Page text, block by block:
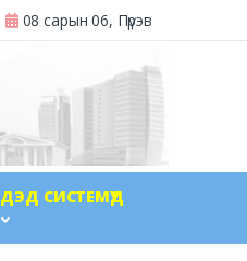
08 сарын 06, Пүрэв
ДЭД СИСТЕМҮҮД